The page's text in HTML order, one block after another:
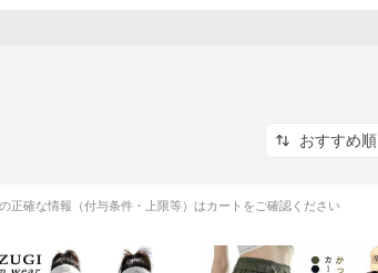
おすすめ順
正確な情報（付与条件・上限等）はカートをご確認ください